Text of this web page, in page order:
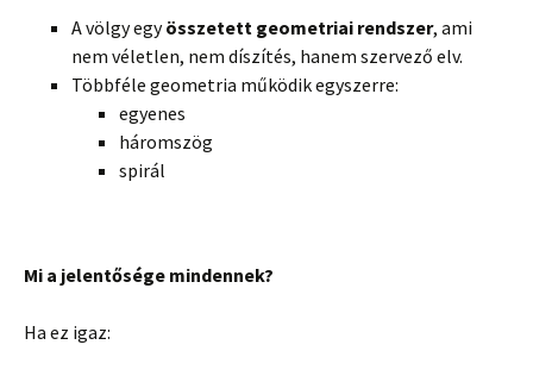
A völgy egyösszetett geometriai rendszer, ami
nem véletlen, nem díszítés, hanem szervező elv.
Többféle geometria működik egyszerre:
egyenes
háromszög
spirál
Mi a jelentősége mindennek?
Ha ez igaz: